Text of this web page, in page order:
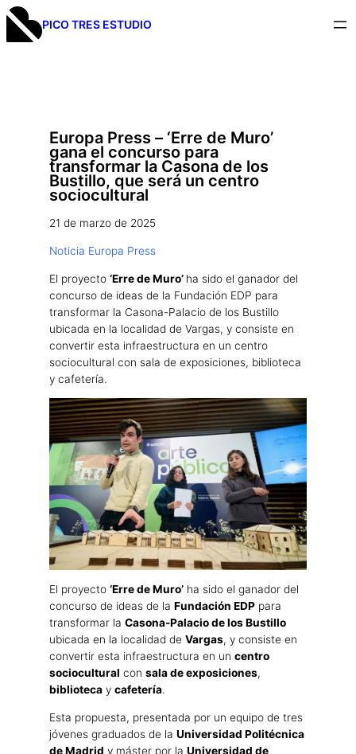
PICO TRES ESTUDIO
Europa Press – ‘Erre de Muro’
gana el concurso para
transformar la Casona de los
Bustillo, que será un centro
sociocultural
21 de marzo de 2025
Noticia Europa Press
El proyecto‘Erre de Muro’ ha sido el ganador del
concurso de ideas de la Fundación EDP para
transformar la Casona-Palacio de los Bustillo
ubicada en la localidad de Vargas, y consiste en
convertir esta infraestructura en un centro
sociocultural con sala de exposiciones, biblioteca
y cafetería.
El proyecto‘Erre de Muro’ ha sido el ganador del
concurso de ideas de laFundación EDP para
transformar laCasona-Palacio de los Bustillo
ubicada en la localidad deVargas, y consiste en
convertir esta infraestructura en uncentro
sociocultural consala de exposiciones,
biblioteca ycafetería.
Esta propuesta, presentada por un equipo de tres
jóvenes graduados de laUniversidad Politécnica
de Madrid y máster por laUniversidad de